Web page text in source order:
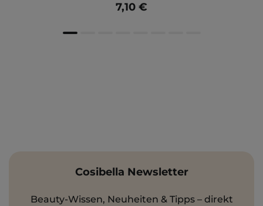
7,10 €
Cosibella Newsletter
Beauty-Wissen, Neuheiten & Tipps – direkt